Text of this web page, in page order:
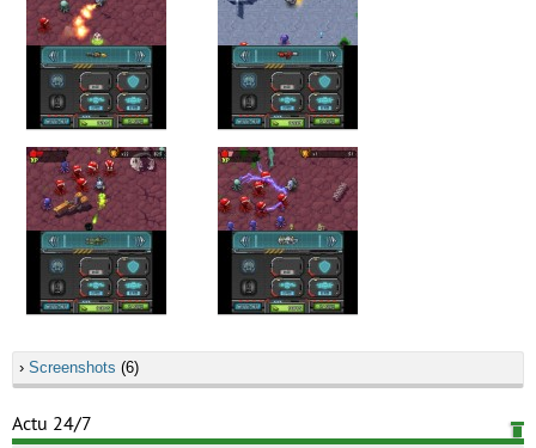
› Screenshots (6)
Actu 24/7